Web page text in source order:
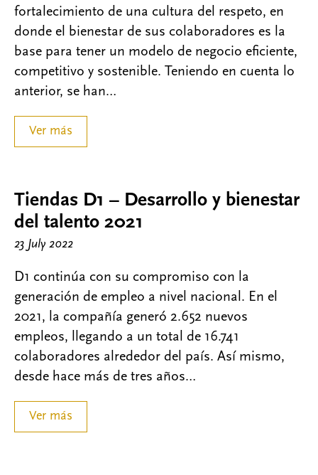
fortalecimiento de una cultura del respeto, en
donde el bienestar de sus colaboradores es la
base para tener un modelo de negocio eficiente,
competitivo y sostenible. Teniendo en cuenta lo
anterior, se han…
Ver más
Tiendas D1 – Desarrollo y bienestar
del talento 2021
23 July 2022
D1 continúa con su compromiso con la
generación de empleo a nivel nacional. En el
2021, la compañía generó 2.652 nuevos
empleos, llegando a un total de 16.741
colaboradores alrededor del país. Así mismo,
desde hace más de tres años…
Ver más